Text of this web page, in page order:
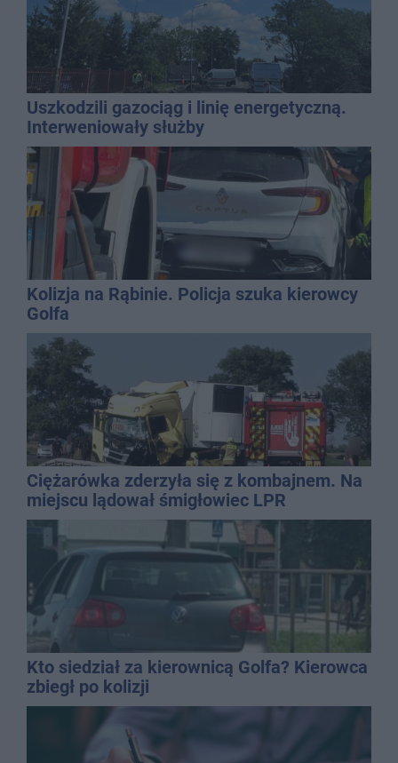
Uszkodzili gazociąg i linię energetyczną.
Interweniowały służby
Kolizja na Rąbinie. Policja szuka kierowcy
Golfa
Ciężarówka zderzyła się z kombajnem. Na
miejscu lądował śmigłowiec LPR
Kto siedział za kierownicą Golfa? Kierowca
zbiegł po kolizji